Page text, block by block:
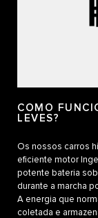
COMO
LEVES?
Os nossos carros
eficiente motor
potente bateria
durante a marcha
A energia que
coletada e